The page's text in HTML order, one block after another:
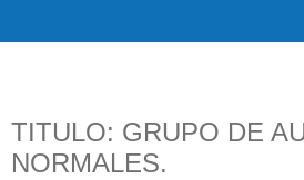
TITULO: GRUPO DE
NORMALES.